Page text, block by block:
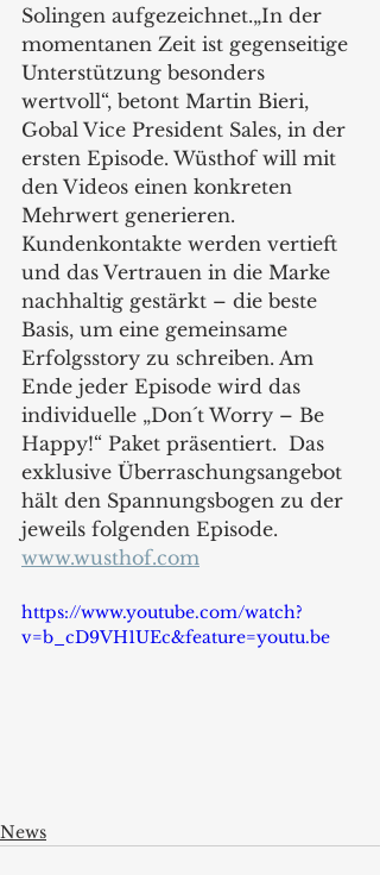
Solingen aufgezeichnet.„In der
momentanen Zeit ist gegenseitige
Unterstützung besonders
wertvoll“, betont Martin Bieri,
Gobal Vice President Sales, in der
ersten Episode. Wüsthof will mit
den Videos einen konkreten
Mehrwert generieren.
Kundenkontakte werden vertieft
und das Vertrauen in die Marke
nachhaltig gestärkt – die beste
Basis, um eine gemeinsame
Erfolgsstory zu schreiben. Am
Ende jeder Episode wird das
individuelle „Don´t Worry – Be
Happy!“ Paket präsentiert.  Das
exklusive Überraschungsangebot
hält den Spannungsbogen zu der
jeweils folgenden Episode.
www.wusthof.com
https://www.youtube.com/watch?
v=b_cD9VH1UEc&feature=youtu.be
News